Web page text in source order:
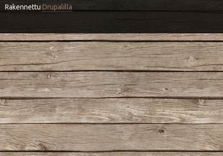
RakennettuDrupalilla